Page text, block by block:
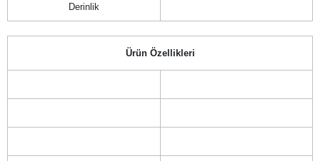
Derinlik
Ürün Özellikleri